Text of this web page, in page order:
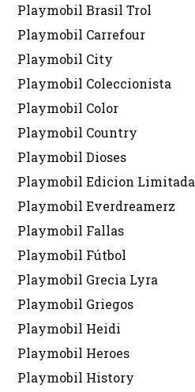
Playmobil Brasil Trol
Playmobil Carrefour
Playmobil City
Playmobil Coleccionista
Playmobil Color
Playmobil Country
Playmobil Dioses
Playmobil Edicion Limitada
Playmobil Everdreamerz
Playmobil Fallas
Playmobil Fútbol
Playmobil Grecia Lyra
Playmobil Griegos
Playmobil Heidi
Playmobil Heroes
Playmobil History